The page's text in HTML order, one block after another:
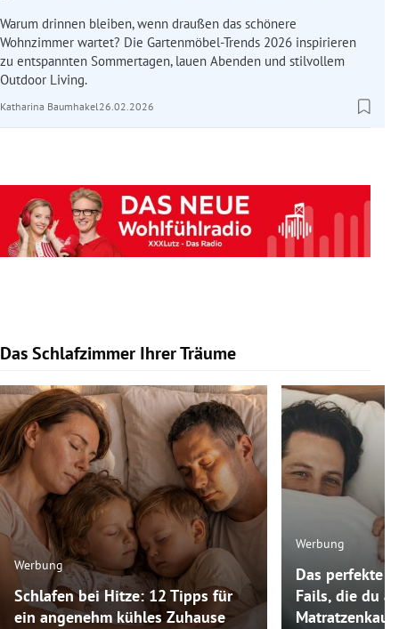
Warum drinnen bleiben, wenn draußen das schönere
Wohnzimmer wartet? Die Gartenmöbel-Trends 2026 inspirieren
zu entspannten Sommertagen, lauen Abenden und stilvollem
Outdoor Living.
Katharina Baumhakel26.02.2026
Das Schlafzimmer Ihrer Träume
Slide 1 von 10
Werbung
Schlafen bei Hitze: 12 Tipps für
ein angenehm kühles Zuhause
Werbung
Das perfekte
Fails, die du
Matratzenkauf